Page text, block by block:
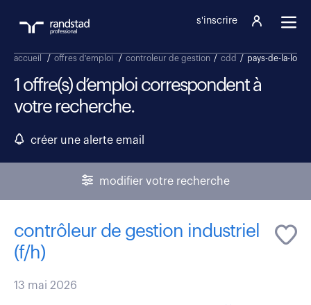
s'inscrire
accueil / offres d'emploi / controleur de gestion / cdd / pays-de-la-loire
1 offre(s) d’emploi correspondent à
votre recherche.
créer une alerte email
modifier votre recherche
contrôleur de gestion industriel
(f/h)
13 mai 2026